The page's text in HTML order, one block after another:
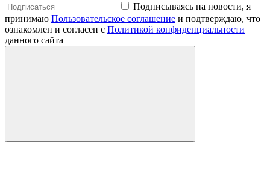
Подписываясь на новости, я
принимаю Пользовательское соглашение и подтверждаю, что
ознакомлен и согласен с Политикой конфиденциальности
данного сайта